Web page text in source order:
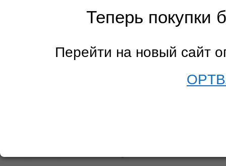
Теперь покупки
Перейти на новый сайт